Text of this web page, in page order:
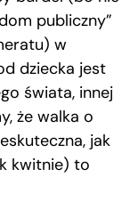
publiczny”
w
dziecka jest
świata, innej
że walka o
jak
kwitnie) to